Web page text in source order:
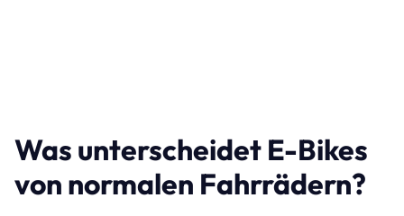
Was unterscheidet E-Bikes
von normalen Fahrrädern?